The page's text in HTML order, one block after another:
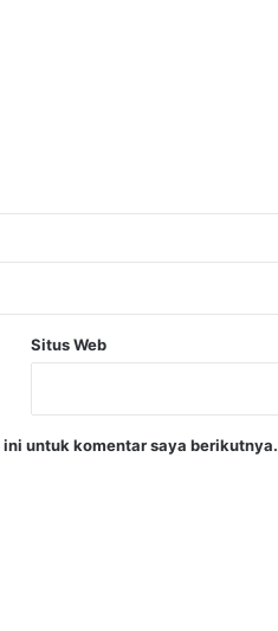
Situs Web
untuk komentar saya berikutnya.